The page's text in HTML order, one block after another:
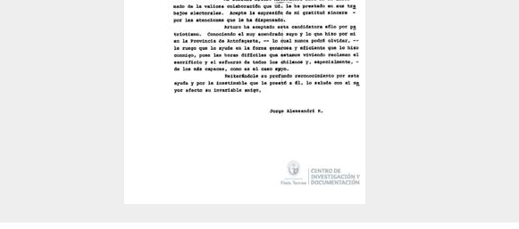
74 - Carta de Jorge Alessandri a Germán Rodríguez Ortiz
75 - Carta firmada de Arturo Sepúlveda Rojas a Jorge Alessandri
76 - Carta firmada de Eugenio Pereira Salas a Jorge Alessandri
77 - Carta escrita a mano y firmada de René León Manieu a Jorge Alessandri
78 - Carta de Jorge Alessandri a Gilda Dalla Rizza
79 - Carta escrita a mano de "Pancho" a Jorge Alessandri
81 - Carta firmada de José María Eyzaguirre a Jorge Alessandri
82 - Carta de Enrique Urrutia Manzano a Jorge Alessandri